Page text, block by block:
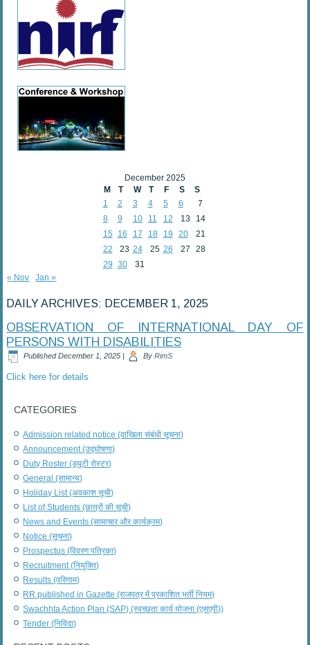
December 2025
M
T W T F S
S
1
2 3 4 5 6
7
8
9 10 11 12 13
14
15
16 17 18 19 20
21
22
23 24 25 26 27
28
29 30
31
« Nov
Jan »
DAILY ARCHIVES: DECEMBER 1, 2025
OBSERVATION OF INTERNATIONAL DAY OF
PERSONS WITH DISABILITIES
Published December 1, 2025 | By RimS
Click here for details
CATEGORIES
Admission related notice (दाखिला संबंधी सूचना)
Announcement (उद्घोषणा)
Duty Roster (ड्यूटी रोस्टर)
General (सामान्य)
Holiday List (अवकाश सूची)
List of Students (छात्रों की सूची)
News and Events (सामाचार और कार्यक्रम)
Notice (सूचना)
Prospectus (विवरण पत्रिका)
Recruitment (नियुक्ति)
Results (परिणाम)
RR published in Gazette (राजपत्र में प्रकाशित भर्ती नियम)
Swachhta Action Plan (SAP) (स्वच्छता कार्य योजना (एसएपी))
Tender (निविदा)